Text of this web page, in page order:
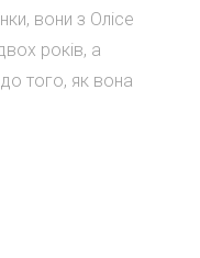
вони з Олісе
років, а
того, як вона